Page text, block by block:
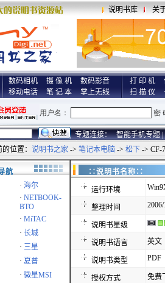
说明书库 关
数码相机 摄 像 机
数码影音
移动电话
笔 记 本 掌上无线
打 印 机
扫 描 仪
专题连接： 智能手机专题 |
位置： 说明书之家 -> 笔记本电脑 -> 松下 -> CF-
航
· 海尔
· NETBOOK-
BTO
· MiTAC
· 长城
· 三星
· 夏普
· 微星MSI
∷说明书名
运行环境
整理时间
说明书星级
说明书语言 英文
说明书类型 PDF
授权方式 免费